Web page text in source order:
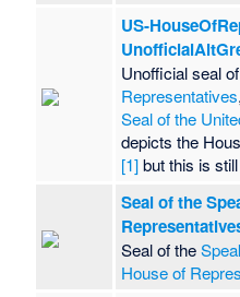
US-
Unofficial seal
Representatives
Seal of the
depicts the
[1]but this is
Seal of the
Seal of the
House of